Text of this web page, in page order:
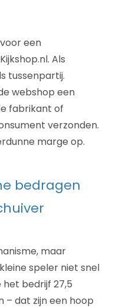
een
Als
tussenpartij.
webshop een
fabrikant of
verzonden.
marge op.
bedragen
maar
speler niet snel
bedrijf 27,5
– dat zijn een hoop